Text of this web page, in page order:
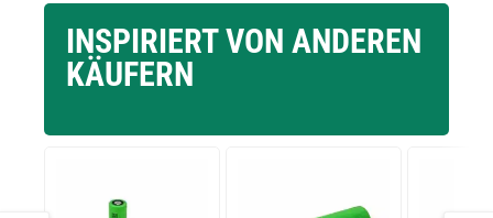
INSPIRIERT VON ANDEREN
KÄUFERN